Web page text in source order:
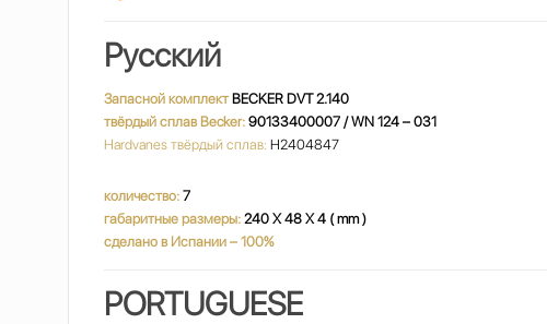
Русский
Запасной комплект BECKER DVT 2.140
твёрдый сплав Becker:90133400007 / WN 124 – 031
Hardvanes твёрдый сплав: H2404847
количество:7
габаритные размеры: 240 X 48 X 4 ( mm )
сделано в Испании – 100%
PORTUGUESE